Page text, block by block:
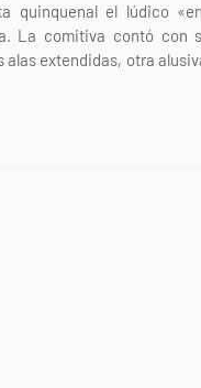
quinquenal el lúdico
La comitiva contó con
extendidas, otra